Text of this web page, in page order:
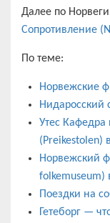
Далее по
Сопротивление
По теме:
Норвежские
Нидаросский
Утес Кафедра
(Preikestolen)
Норвежский
folkemuseum)
Поездки на
Гетеборг —